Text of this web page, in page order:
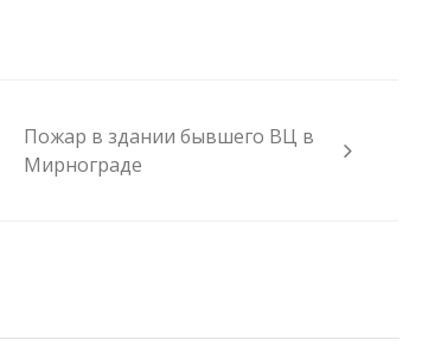
Пожар в здании бывшего ВЦ в
Мирнограде